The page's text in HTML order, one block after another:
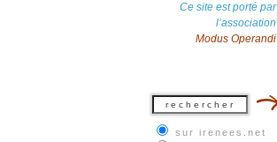
Ce site est porté par
l’association
Modus Operandi
sur irenees.net